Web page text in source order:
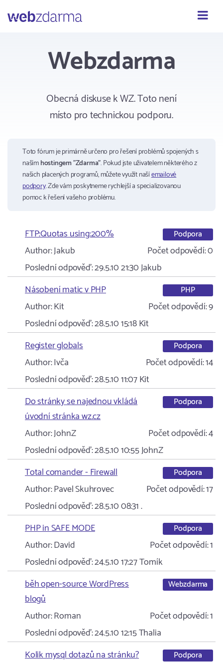
Webzdarma
Obecná diskuse k WZ. Toto není
místo pro technickou podporu.
Toto fórum je primárně určeno pro řešení problémů spojených s
našímhostingem "Zdarma". Pokud jste uživatelem některého z
našich placených programů, můžete využít našíemailové
podpory. Zde vám poskytneme rychlejší a specializovanou
pomoc k řešení vašeho problému.
FTP:Quotas using:200% Podpora
Author:Jakub Počet odpovědí:0
Poslední odpověď:29.5.10 21:30Jakub
Násobení matic v PHP
PHP
Author:Kit Počet odpovědí:9
Poslední odpověď:28.5.10 15:18Kit
Register globals
Podpora
Author:Ivča Počet odpovědí:14
Poslední odpověď:28.5.10 11:07Kit
Do stránky se najednou vkládá
úvodní stránka wz.cz
Podpora
Author:JohnZ Počet odpovědí:4
Poslední odpověď:28.5.10 10:55JohnZ
Total comander - Firewall
Podpora
Author:Pavel Skuhrovec Počet odpovědí:17
Poslední odpověď:28.5.10 08:31.
PHP in SAFE MODE
Podpora
Author:David Počet odpovědí:1
Poslední odpověď:24.5.10 17:27Tomík
běh open-source WordPress
blogů
Webzdarma
Author:Roman Počet odpovědí:1
Poslední odpověď:24.5.10 12:15Thalia
Kolik mysql dotazů na stránku?
Podpora